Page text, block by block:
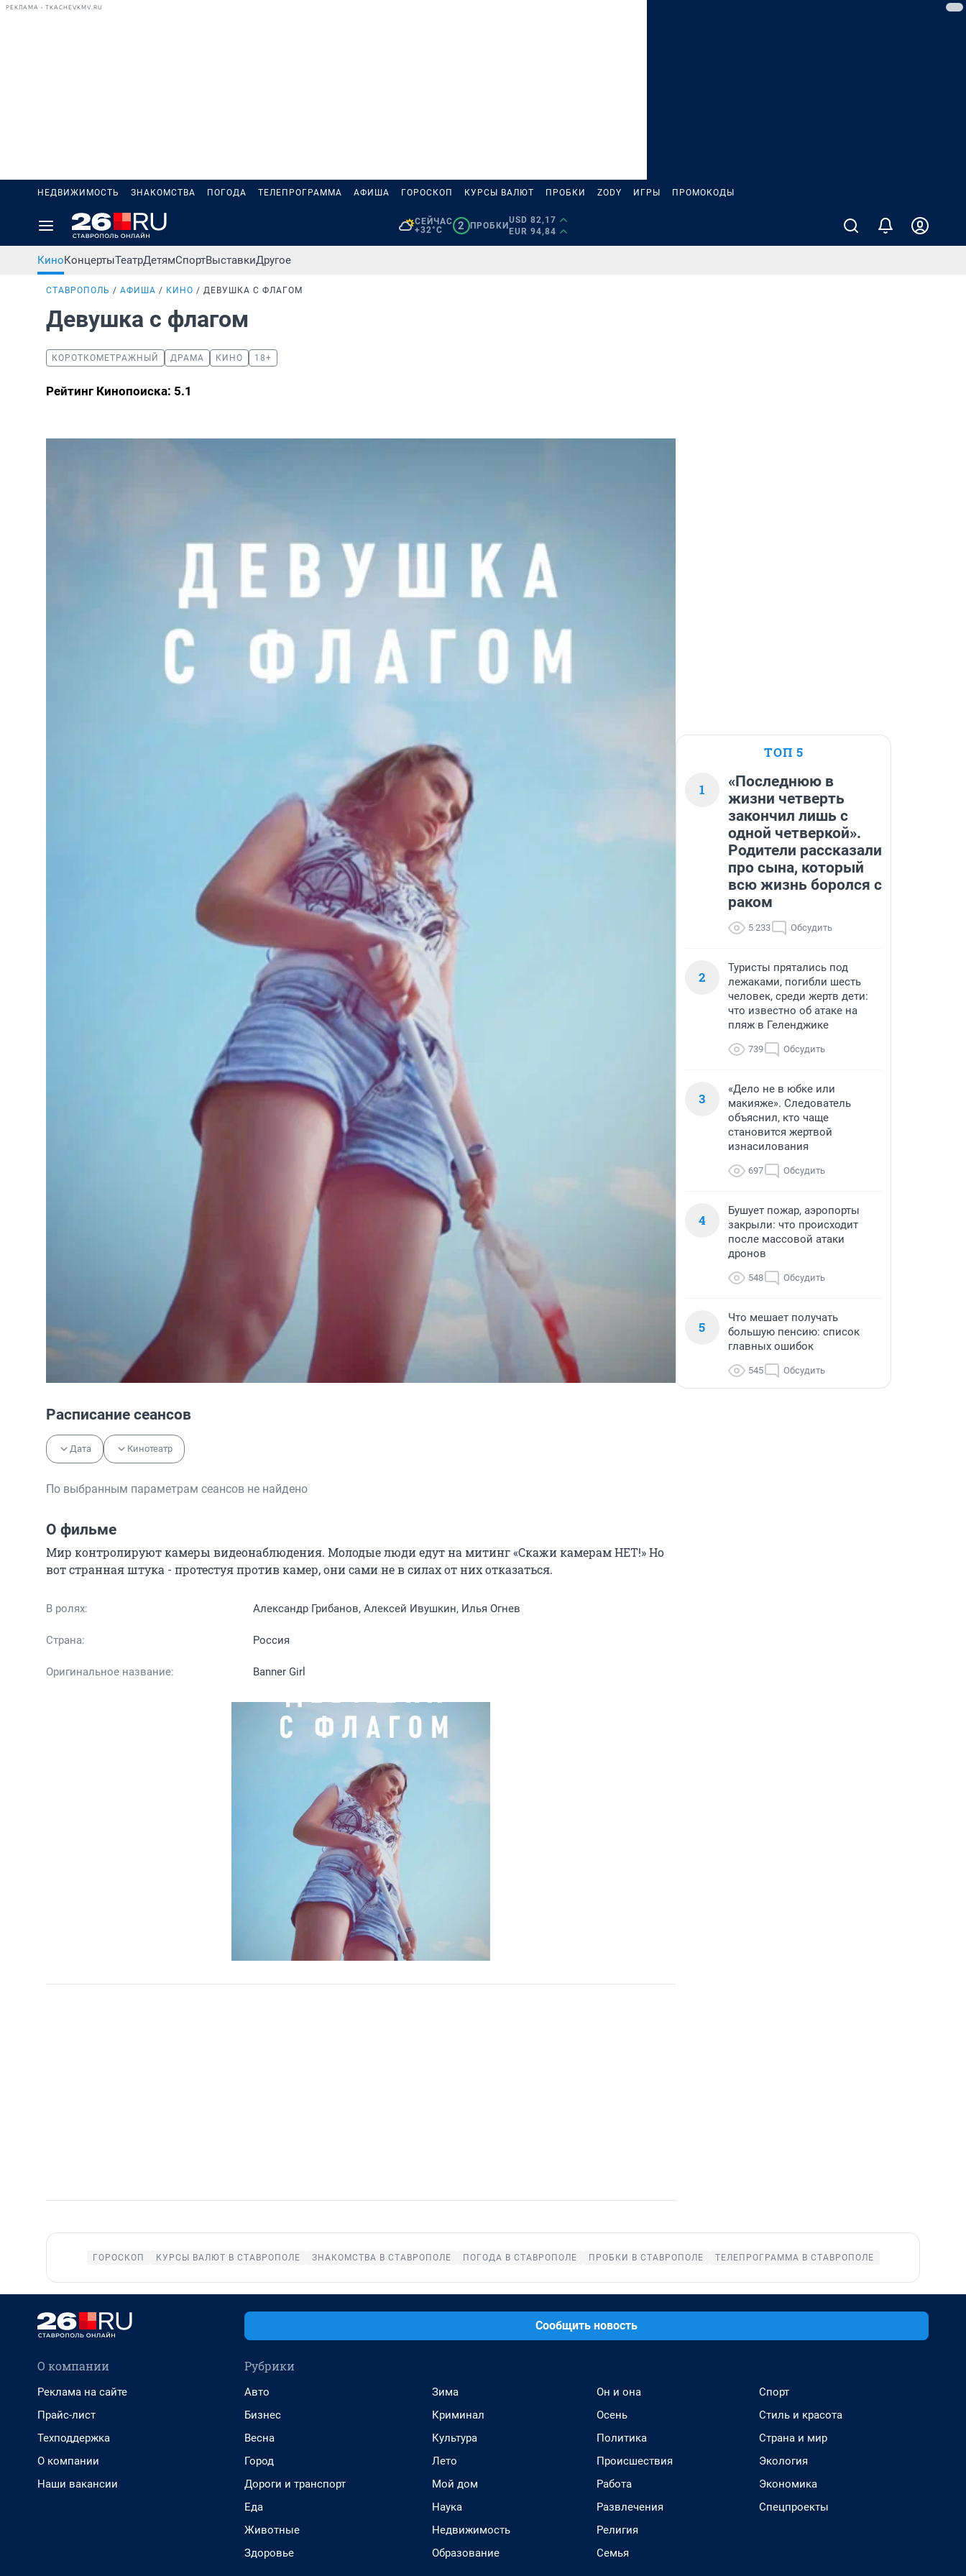
РЕКЛАМА • TKACHEVKMV.RU
НЕДВИЖИМОСТЬ ЗНАКОМСТВА ПОГОДА ТЕЛЕПРОГРАММА АФИША ГОРОСКОП КУРСЫ ВАЛЮТ ПРОБКИ ZODY ИГРЫ ПРОМОКОДЫ
СЕЙЧАС
+32°C
2 ПРОБКИ
USD 82,17
EUR 94,84
КиноКонцертыТеатрДетямСпортВыставкиДругое
СТАВРОПОЛЬ АФИША КИНО ДЕВУШКА С ФЛАГОМ
Девушка с флагом
КОРОТКОМЕТРАЖНЫЙ ДРАМА КИНО 18+
Рейтинг Кинопоиска: 5.1
Расписание сеансов
Дата Кинотеатр
По выбранным параметрам сеансов не найдено
О фильме
Мир контролируют камеры видеонаблюдения. Молодые люди едут на митинг «Скажи камерам НЕТ!» Но
вот странная штука - протестуя против камер, они сами не в силах от них отказаться.
В ролях: Александр Грибанов, Алексей Ивушкин, Илья Огнев
Страна: Россия
Оригинальное название: Banner Girl
ТОП 5
1
«Последнюю в
жизни четверть
закончил лишь с
одной четверкой».
Родители рассказали
про сына, который
всю жизнь боролся с
раком
5 233 Обсудить
2
Туристы прятались под
лежаками, погибли шесть
человек, среди жертв дети:
что известно об атаке на
пляж в Геленджике
739 Обсудить
3
«Дело не в юбке или
макияже». Следователь
объяснил, кто чаще
становится жертвой
изнасилования
697 Обсудить
4
Бушует пожар, аэропорты
закрыли: что происходит
после массовой атаки
дронов
548 Обсудить
5
Что мешает получать
большую пенсию: список
главных ошибок
545 Обсудить
ГОРОСКОП КУРСЫ ВАЛЮТ В СТАВРОПОЛЕ ЗНАКОМСТВА В СТАВРОПОЛЕ ПОГОДА В СТАВРОПОЛЕ ПРОБКИ В СТАВРОПОЛЕ ТЕЛЕПРОГРАММА В СТАВРОПОЛЕ
Сообщить новость
О компании
Реклама на сайте
Прайс-лист
Техподдержка
О компании
Наши вакансии
Рубрики
Авто
Бизнес
Весна
Город
Дороги и транспорт
Еда
Животные
Здоровье
Зима
Криминал
Культура
Лето
Мой дом
Наука
Недвижимость
Образование
Он и она
Осень
Политика
Происшествия
Работа
Развлечения
Религия
Семья
Спорт
Стиль и красота
Страна и мир
Экология
Экономика
Спецпроекты